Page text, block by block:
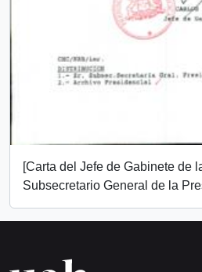
[Carta del Jefe de Gabinete de
Subsecretario General de la